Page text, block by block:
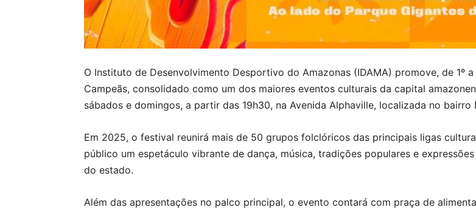
O Instituto de Desenvolvimento Desportivo do Amazonas (IDAMA) promove, de 1º
Campeãs, consolidado como um dos maiores eventos culturais da capital
sábados e domingos, a partir das 19h30, na Avenida Alphaville, localizada no
Em 2025, o festival reunirá mais de 50 grupos folclóricos das principais ligas
público um espetáculo vibrante de dança, música, tradições populares e
do estado.
Além das apresentações no palco principal, o evento contará com praça de